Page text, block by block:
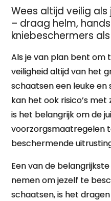
Wees altijd veilig
– draag helm,
kniebeschermers
Als je van plan bent om
veiligheid altijd van het
schaatsen een leuke
kan het ook risico’s
is het belangrijk om de
voorzorgsmaatregelen
beschermende
Een van de
nemen om jezelf te
schaatsen, is het